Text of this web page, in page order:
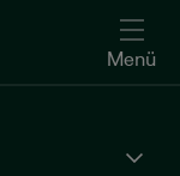
Menü